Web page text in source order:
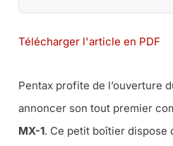
Télécharger l'article en PDF
Pentax profite de l’ouverture
annoncer son tout premier
MX-1. Ce petit boîtier dispose